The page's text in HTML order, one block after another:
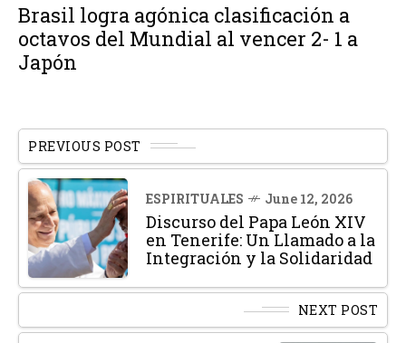
Brasil logra agónica clasificación a
octavos del Mundial al vencer 2- 1 a
Japón
PREVIOUS POST
ESPIRITUALES June 12, 2026
Discurso del Papa León XIV
en Tenerife: Un Llamado a la
Integración y la Solidaridad
NEXT POST